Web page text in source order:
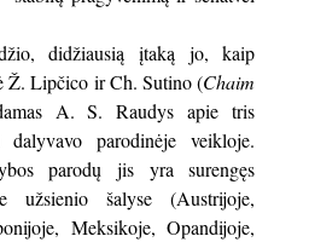
didžiausią įtaką jo, kaip
Ž. Lipčico ir Ch. Sutino (Chaim
A. S. Raudys apie tris
dalyvavo parodinėje veikloje.
parodų jis yra surengęs
užsienio šalyse (Austrijoje,
Meksikoje, Opandijoje,